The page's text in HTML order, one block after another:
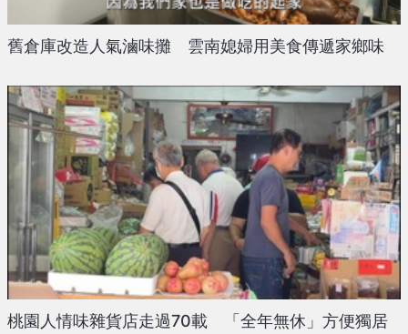
舊倉庫改造人氣滷味攤 雲南媳婦用美食傳遞家鄉味
桃園人情味雜貨店走過70載 「全年無休」方便獨居